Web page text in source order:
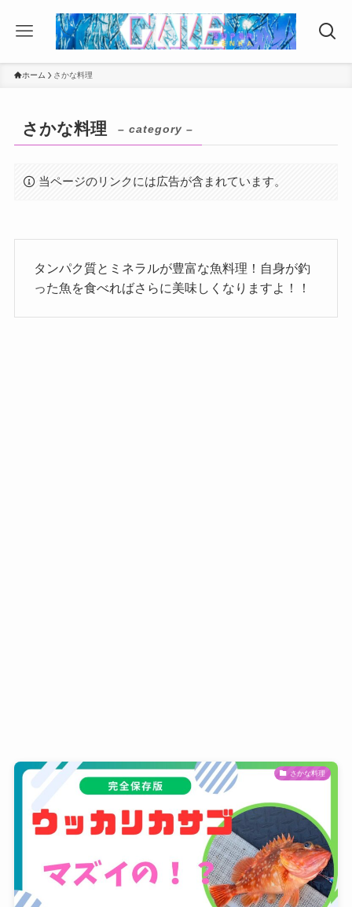
ホーム さかな料理
さかな料理 – category –
当ページのリンクには広告が含まれています。
タンパク質とミネラルが豊富な魚料理！自身が釣
った魚を食べればさらに美味しくなりますよ！！
さかな料理